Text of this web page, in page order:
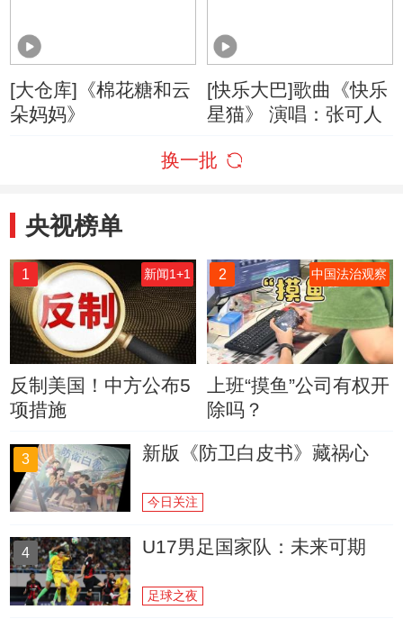
[大仓库]《棉花糖和云
朵妈妈》
[快乐大巴]歌曲《快乐
星猫》 演唱：张可人
换一批
央视榜单
1 新闻1+1
反制美国！中方公布5
项措施
2 中国法治观察
上班“摸鱼”公司有权开
除吗？
3 新版《防卫白皮书》藏祸心
今日关注
4 U17男足国家队：未来可期
足球之夜